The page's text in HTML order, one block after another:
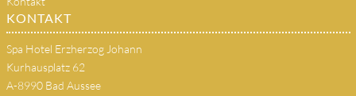
KONTAKT
Spa Hotel Erzherzog Johann
Kurhausplatz 62
A-8990 Bad Aussee